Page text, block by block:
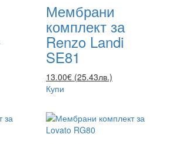
Мембрани
комплект за
Renzo Landi
SE81
13.00€ (25.43лв.)
Купи